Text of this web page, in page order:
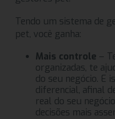
Tendo um sistema de
pet, você ganha:
Mais controle –
organizadas, te
do seu negócio. E
diferencial, afinal
real do seu
decisões mais